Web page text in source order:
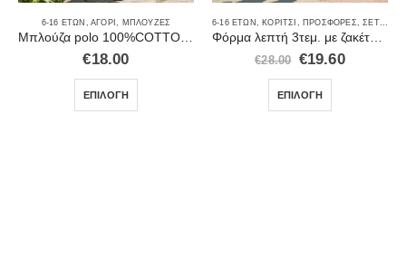
6-16 ΕΤΏΝ ,ΑΓΌΡΙ, ΜΠΛΟΎΖΕΣ
Μπλούζα polo 100%COTTON 9024
€18.00
ΕΠΙΛΟΓΉ
6-16 ΕΤΏΝ , ΚΟΡΊΤΣΙ , ΠΡΟΣΦΟΡΈΣ,ΣΕΤ ΡΟΎΧΑ
Φόρμα λεπτή 3τεμ. με ζακέτα και κοντομάνικη μπλούζα
€28.00 €19.60
ΕΠΙΛΟΓΉ